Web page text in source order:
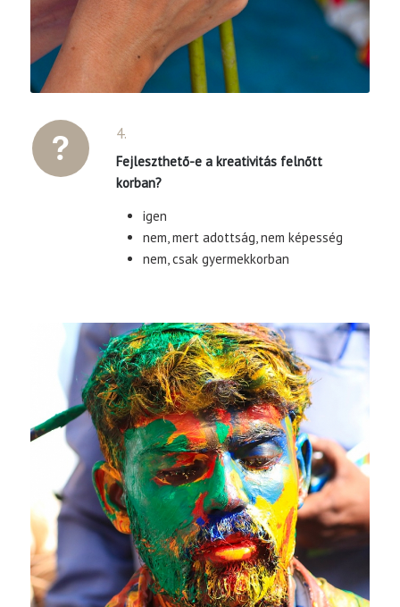
4.
Fejleszthető-e a kreativitás felnőtt
korban?
igen
nem, mert adottság, nem képesség
nem, csak gyermekkorban